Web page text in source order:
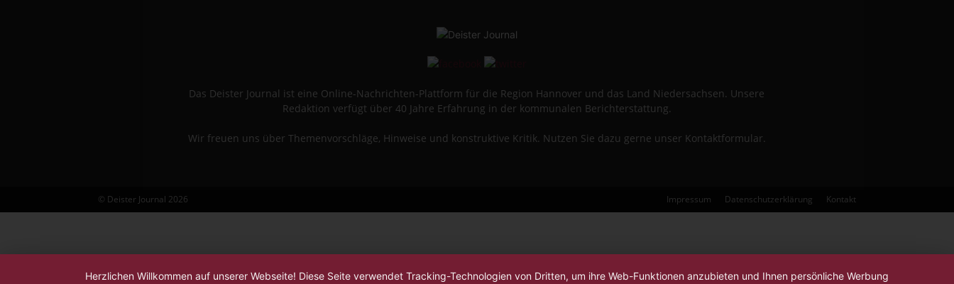
Das Deister Journal ist eine Online-Nachrichten-Plattform für die Region Hannover und das Land Niedersachsen. Unsere
Redaktion verfügt über 40 Jahre Erfahrung in der kommunalen Berichterstattung.
Wir freuen uns über Themenvorschläge, Hinweise und konstruktive Kritik. Nutzen Sie dazu gerne unser Kontaktformular.
Impressum Datenschutzerklärung Kontakt
© Deister Journal 2026
Herzlichen Willkommen auf unserer Webseite! Diese Seite verwendet Tracking-Technologien von Dritten, um ihre Web-Funktionen anzubieten und Ihnen persönliche Werbung